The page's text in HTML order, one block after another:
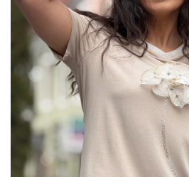
Costume de baie